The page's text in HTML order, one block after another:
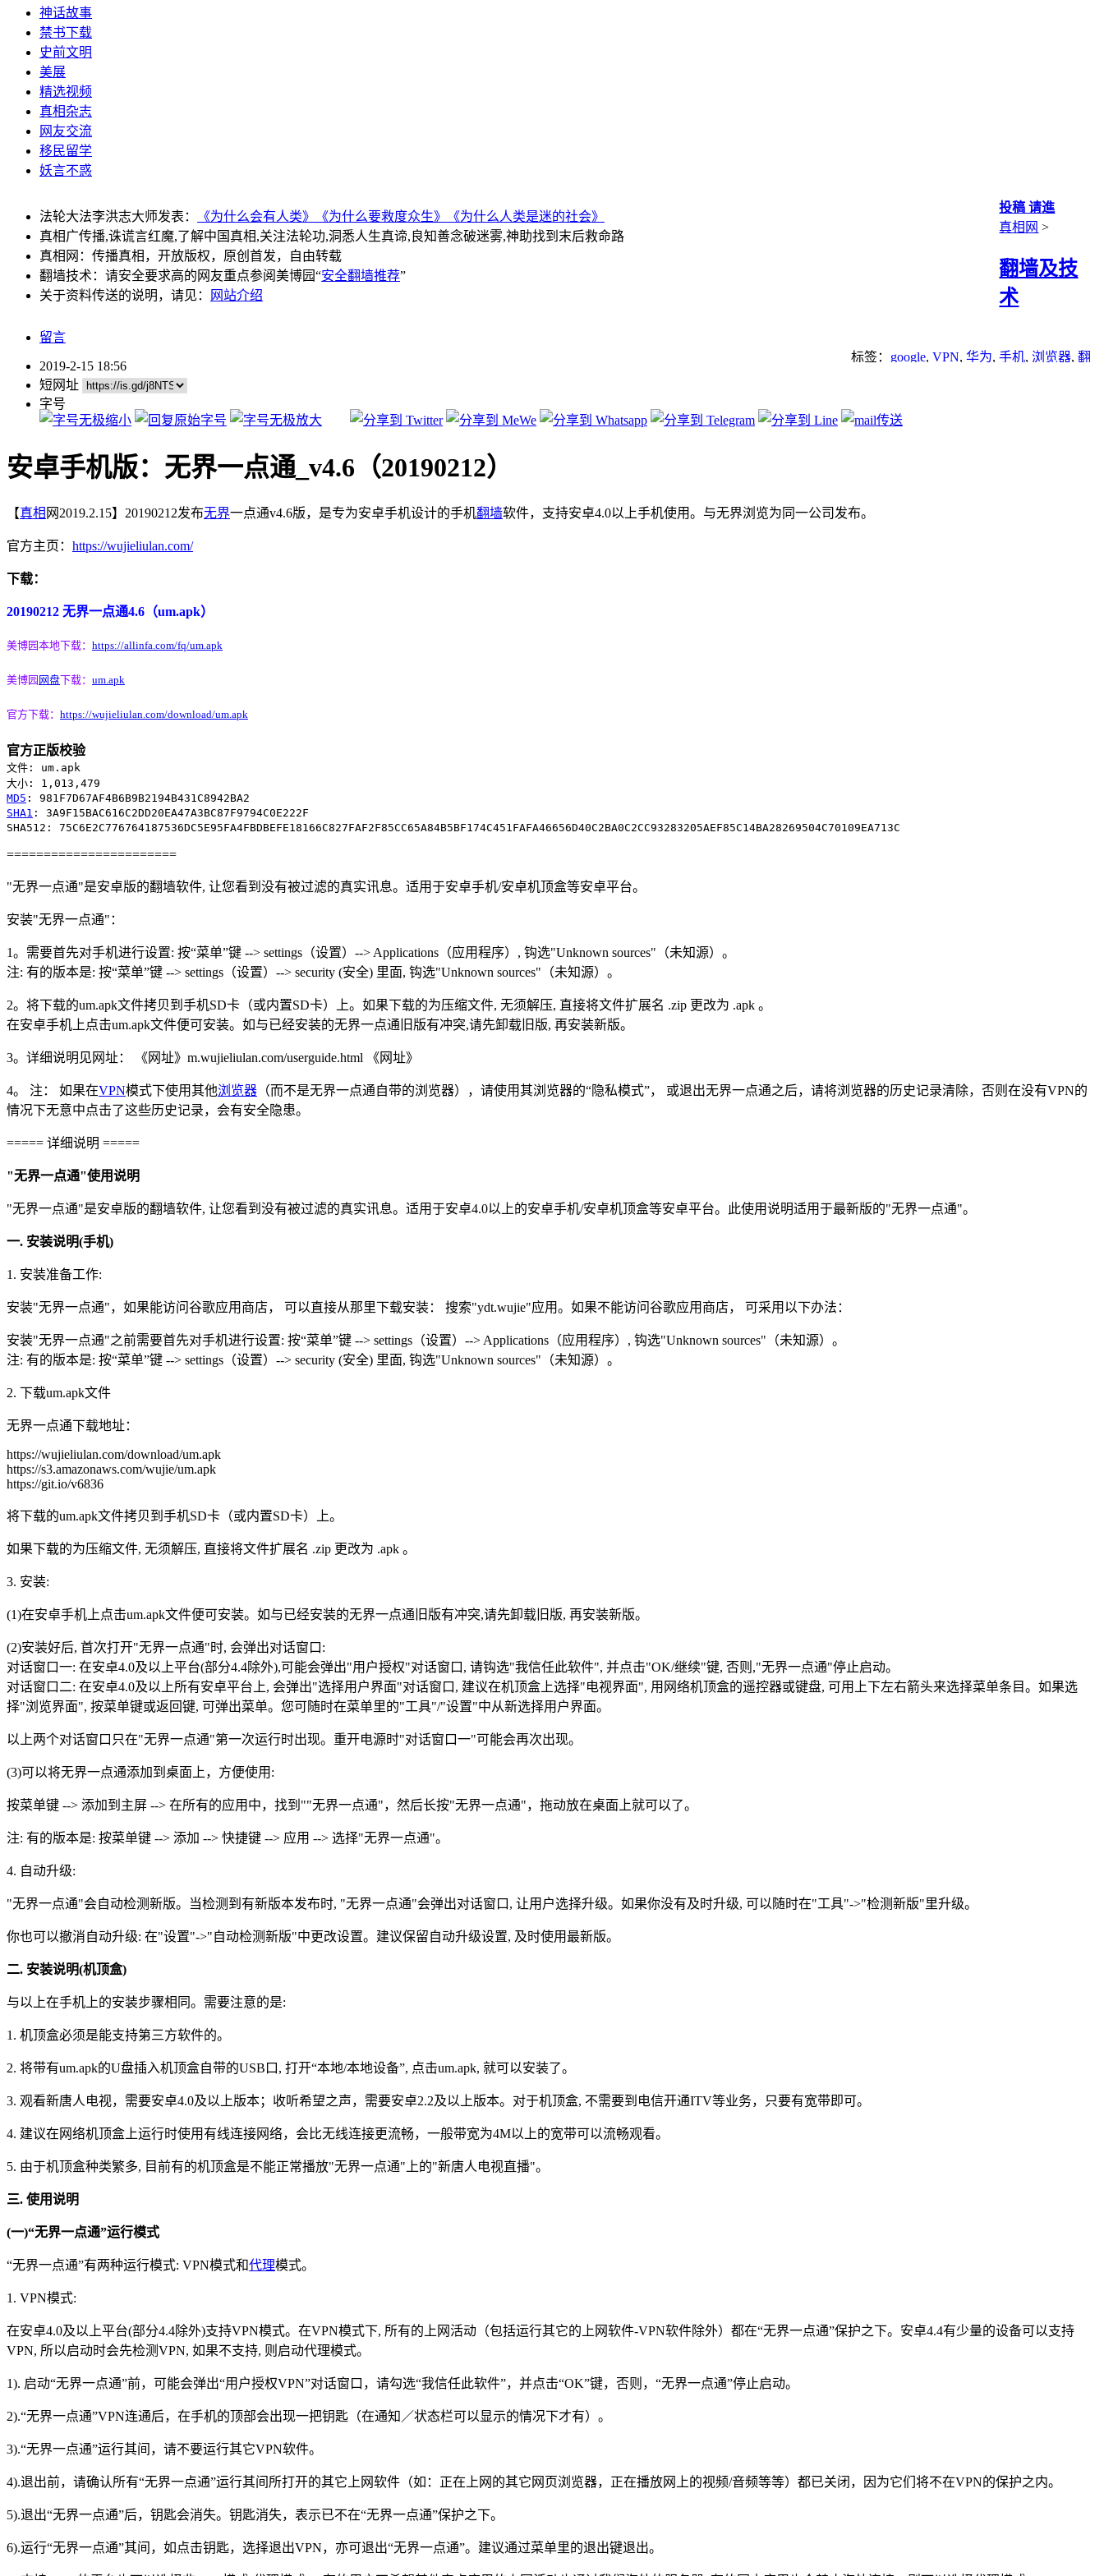
神话故事
禁书下载
史前文明
美展
精选视频
真相杂志
网友交流
移民留学
妖言不惑
法轮大法李洪志大师发表： 《为什么会有人类》 《为什么要救度众生》
《为什么人类是迷的社会》
真相广传播,诛谎言红魔,了解中国真相,关注法轮功,洞悉人生真谛,良知善念破迷雾,神助找到末后救命路
真相网：传播真相，开放版权，原创首发，自由转载
翻墙技术：请安全要求高的网友重点参阅美博园“安全翻墙推荐”
关于资料传送的说明，请见：
网站介绍
投稿 请進
真相网 >
翻墙及技
术
留言
标签： google, VPN, 华为, 手机, 浏览器, 翻
2019-2-15 18:56
短网址
字号
安卓手机版：无界一点通_v4.6（20190212）
【真相 网2019.2.15】20190212发布无界一点通v4.6版，是专为安卓手机设计的手机翻墙软件，支持安卓4.0以上手机使用。与无界浏览为同一公司发布。
官方主页： https://wujieliulan.com/
下载：
20190212 无界一点通4.6（um.apk）
美博园本地下载： https://allinfa.com/fq/um.apk
美博园网盘下载： um.apk
官方下载： https://wujieliulan.com/download/um.apk
官方正版校验
文件: um.apk
大小: 1,013,479
MD5 : 981F7D67AF4B6B9B2194B431C8942BA2
SHA1 : 3A9F15BAC616C2DD20EA47A3BC87F9794C0E222F
SHA512: 75C6E2C776764187536DC5E95FA4FBDBEFE18166C827FAF2F85CC65A84B5BF174C451FAFA46656D40C2BA0C2CC93283205AEF85C14BA28269504C70109EA713C
=======================
"无界一点通"是安卓版的翻墙软件, 让您看到没有被过滤的真实讯息。适用于安卓手机/安卓机顶盒等安卓平台。
安装"无界一点通"：
1。需要首先对手机进行设置: 按“菜单”键 --> settings（设置）--> Applications（应用程序）, 钩选"Unknown sources"（未知源）。
注: 有的版本是: 按“菜单”键 --> settings（设置）--> security (安全) 里面, 钩选"Unknown sources"（未知源）。
2。将下载的um.apk文件拷贝到手机SD卡（或内置SD卡）上。如果下载的为压缩文件, 无须解压, 直接将文件扩展名 .zip 更改为 .apk 。
在安卓手机上点击um.apk文件便可安装。如与已经安装的无界一点通旧版有冲突,请先卸载旧版, 再安装新版。
3。详细说明见网址： 《网址》m.wujieliulan.com/userguide.html 《网址》
4。 注： 如果在VPN模式下使用其他浏览器 （而不是无界一点通自带的浏览器），请使用其浏览器的“隐私模式”， 或退出无界一点通之后，请将浏览器的历史记录清除，否则在没有VPN的
情况下无意中点击了这些历史记录，会有安全隐患。
===== 详细说明 =====
"无界一点通"使用说明
"无界一点通"是安卓版的翻墙软件, 让您看到没有被过滤的真实讯息。适用于安卓4.0以上的安卓手机/安卓机顶盒等安卓平台。此使用说明适用于最新版的"无界一点通"。
一. 安装说明(手机)
1. 安装准备工作:
安装"无界一点通"，如果能访问谷歌应用商店， 可以直接从那里下载安装： 搜索"ydt.wujie"应用。如果不能访问谷歌应用商店， 可采用以下办法：
安装"无界一点通"之前需要首先对手机进行设置: 按“菜单”键 --> settings（设置）--> Applications（应用程序）, 钩选"Unknown sources"（未知源）。
注: 有的版本是: 按“菜单”键 --> settings（设置）--> security (安全) 里面, 钩选"Unknown sources"（未知源）。
2. 下载um.apk文件
无界一点通下载地址：
https://wujieliulan.com/download/um.apk
https://s3.amazonaws.com/wujie/um.apk
https://git.io/v6836
将下载的um.apk文件拷贝到手机SD卡（或内置SD卡）上。
如果下载的为压缩文件, 无须解压, 直接将文件扩展名 .zip 更改为 .apk 。
3. 安装:
(1)在安卓手机上点击um.apk文件便可安装。如与已经安装的无界一点通旧版有冲突,请先卸载旧版, 再安装新版。
(2)安装好后, 首次打开"无界一点通"时, 会弹出对话窗口:
对话窗口一: 在安卓4.0及以上平台(部分4.4除外),可能会弹出"用户授权"对话窗口, 请钩选"我信任此软件", 并点击"OK/继续"键, 否则,"无界一点通"停止启动。
对话窗口二: 在安卓4.0及以上所有安卓平台上, 会弹出"选择用户界面"对话窗口, 建议在机顶盒上选择"电视界面", 用网络机顶盒的遥控器或键盘, 可用上下左右箭头来选择菜单条目。如果选
择"浏览界面", 按菜单键或返回键, 可弹出菜单。您可随时在菜单里的"工具"/"设置"中从新选择用户界面。
以上两个对话窗口只在"无界一点通"第一次运行时出现。重开电源时"对话窗口一"可能会再次出现。
(3)可以将无界一点通添加到桌面上，方便使用:
按菜单键 --> 添加到主屏 --> 在所有的应用中，找到""无界一点通"，然后长按"无界一点通"，拖动放在桌面上就可以了。
注: 有的版本是: 按菜单键 --> 添加 --> 快捷键 --> 应用 --> 选择"无界一点通"。
4. 自动升级:
"无界一点通"会自动检测新版。当检测到有新版本发布时, "无界一点通"会弹出对话窗口, 让用户选择升级。如果你没有及时升级, 可以随时在"工具"->"检测新版"里升级。
你也可以撤消自动升级: 在"设置"->"自动检测新版"中更改设置。建议保留自动升级设置, 及时使用最新版。
二. 安装说明(机顶盒)
与以上在手机上的安装步骤相同。需要注意的是:
1. 机顶盒必须是能支持第三方软件的。
2. 将带有um.apk的U盘插入机顶盒自带的USB口, 打开“本地/本地设备”, 点击um.apk, 就可以安装了。
3. 观看新唐人电视，需要安卓4.0及以上版本；收听希望之声，需要安卓2.2及以上版本。对于机顶盒, 不需要到电信开通ITV等业务，只要有宽带即可。
4. 建议在网络机顶盒上运行时使用有线连接网络，会比无线连接更流畅，一般带宽为4M以上的宽带可以流畅观看。
5. 由于机顶盒种类繁多, 目前有的机顶盒是不能正常播放"无界一点通"上的"新唐人电视直播"。
三. 使用说明
(一)“无界一点通”运行模式
“无界一点通”有两种运行模式: VPN模式和代理模式。
1. VPN模式:
在安卓4.0及以上平台(部分4.4除外)支持VPN模式。在VPN模式下, 所有的上网活动（包括运行其它的上网软件-VPN软件除外）都在“无界一点通”保护之下。安卓4.4有少量的设备可以支持
VPN, 所以启动时会先检测VPN, 如果不支持, 则启动代理模式。
1). 启动“无界一点通”前，可能会弹出“用户授权VPN”对话窗口，请勾选“我信任此软件”，并点击“OK”键，否则，“无界一点通”停止启动。
2).“无界一点通”VPN连通后，在手机的顶部会出现一把钥匙（在通知／状态栏可以显示的情况下才有）。
3).“无界一点通”运行其间，请不要运行其它VPN软件。
4).退出前，请确认所有“无界一点通”运行其间所打开的其它上网软件（如：正在上网的其它网页浏览器，正在播放网上的视频/音频等等）都已关闭，因为它们将不在VPN的保护之内。
5).退出“无界一点通”后，钥匙会消失。钥匙消失，表示已不在“无界一点通”保护之下。
6).运行“无界一点通”其间，如点击钥匙，选择退出VPN，亦可退出“无界一点通”。建议通过菜单里的退出键退出。